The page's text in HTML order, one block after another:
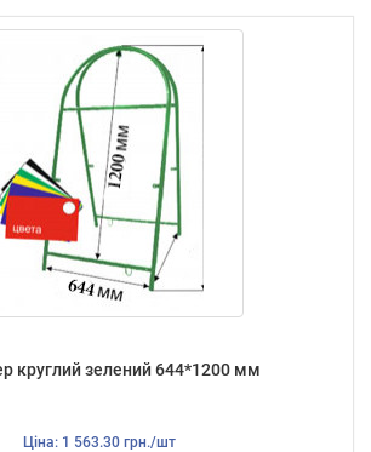
круглий зелений 644*1200 мм
Ціна: 1 563.30 грн./шт